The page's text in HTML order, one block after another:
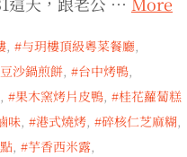
, 与玥樓頂級粵菜餐廳,
沙鍋煎餅, 台中烤鴨,
, 果木窯烤片皮鴨,
桂花蘿蔔糕
味, 港式燒烤, 碎核仁芝麻糊,
, 芋香西米露,